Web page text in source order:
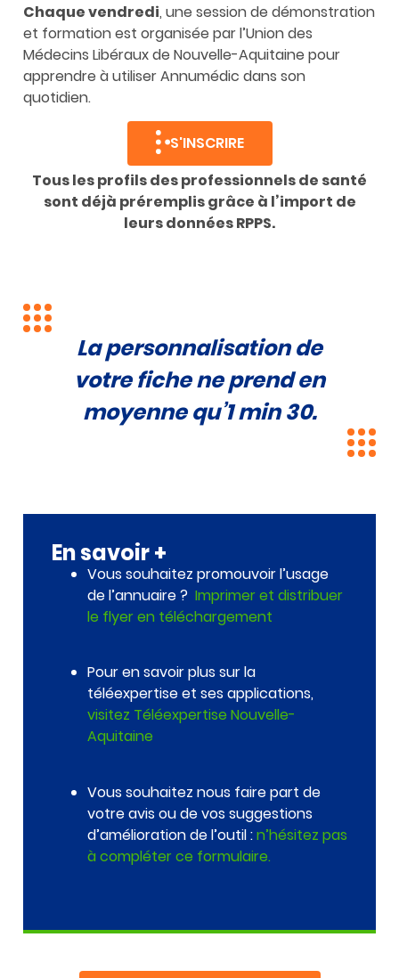
Chaque vendredi, une session de démonstration
et formation est organisée par l’Union des
Médecins Libéraux de Nouvelle-Aquitaine pour
apprendre à utiliser Annumédic dans son
quotidien.
S'INSCRIRE
Tous les profils des professionnels de santé
sont déjà préremplis grâce à l’import de
leurs données RPPS.
La personnalisation de
votre fiche ne prend en
moyenne qu’1 min 30.
En savoir +
Vous souhaitez promouvoir l’usage
de l’annuaire ? Imprimer et distribuer
le flyer en téléchargement
Pour en savoir plus sur la
téléexpertise et ses applications,
visitez Téléexpertise Nouvelle-
Aquitaine
Vous souhaitez nous faire part de
votre avis ou de vos suggestions
d’amélioration de l’outil :n’hésitez pas
à compléter ce formulaire.